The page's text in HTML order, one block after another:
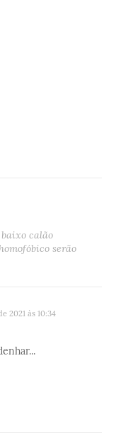
calão
serão
2021 às 10:34